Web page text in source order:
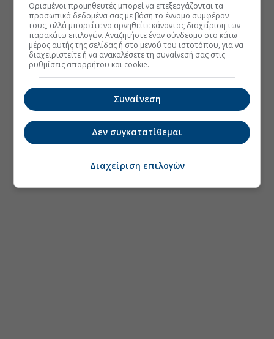
Ορισμένοι προμηθευτές μπορεί να επεξεργάζονται τα
προσωπικά δεδομένα σας με βάση το έννομο συμφέρον
τους, αλλά μπορείτε να αρνηθείτε κάνοντας διαχείριση των
παρακάτω επιλογών. Αναζητήστε έναν σύνδεσμο στο κάτω
μέρος αυτής της σελίδας ή στο μενού του ιστοτόπου, για να
διαχειριστείτε ή να ανακαλέσετε τη συναίνεσή σας στις
ρυθμίσεις απορρήτου και cookie.
Συναίνεση
Δεν συγκατατίθεμαι
Διαχείριση επιλογών